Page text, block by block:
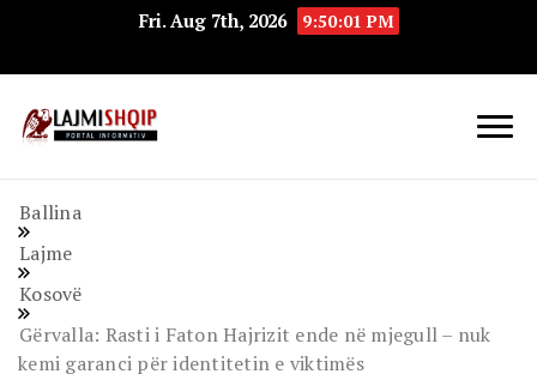
Fri. Aug 7th, 2026 9:50:02 PM
Ballina
Lajme
Kosovë
Gërvalla: Rasti i Faton Hajrizit ende në mjegull – nuk
kemi garanci për identitetin e viktimës